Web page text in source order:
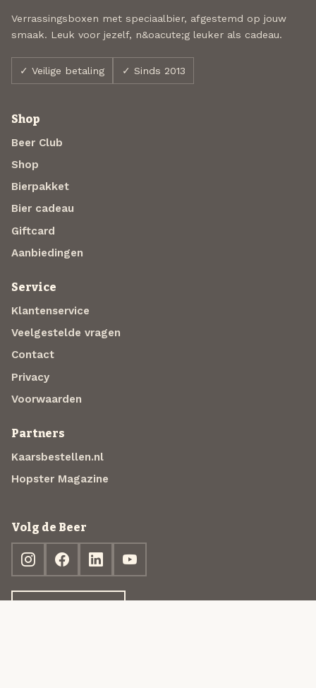
Verrassingsboxen met speciaalbier, afgestemd op jouw
smaak. Leuk voor jezelf, n&oacute;g leuker als cadeau.
✓ Veilige betaling ✓ Sinds 2013
Shop
Beer Club
Shop
Bierpakket
Bier cadeau
Giftcard
Aanbiedingen
Service
Klantenservice
Veelgestelde vragen
Contact
Privacy
Voorwaarden
Partners
Kaarsbestellen.nl
Hopster Magazine
Volg de Beer